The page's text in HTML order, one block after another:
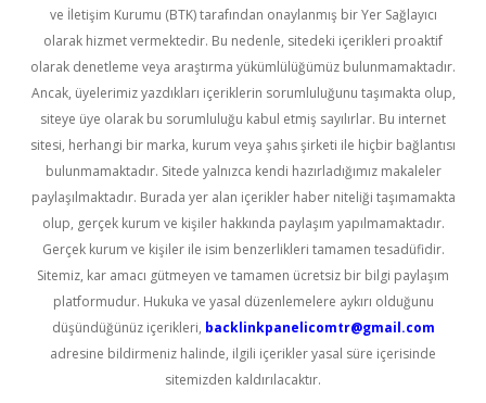
ve İletişim Kurumu (BTK) tarafından onaylanmış bir Yer Sağlayıcı
olarak hizmet vermektedir. Bu nedenle, sitedeki içerikleri proaktif
olarak denetleme veya araştırma yükümlülüğümüz bulunmamaktadır.
Ancak, üyelerimiz yazdıkları içeriklerin sorumluluğunu taşımakta olup,
siteye üye olarak bu sorumluluğu kabul etmiş sayılırlar. Bu internet
sitesi, herhangi bir marka, kurum veya şahıs şirketi ile hiçbir bağlantısı
bulunmamaktadır. Sitede yalnızca kendi hazırladığımız makaleler
paylaşılmaktadır. Burada yer alan içerikler haber niteliği taşımamakta
olup, gerçek kurum ve kişiler hakkında paylaşım yapılmamaktadır.
Gerçek kurum ve kişiler ile isim benzerlikleri tamamen tesadüfidir.
Sitemiz, kar amacı gütmeyen ve tamamen ücretsiz bir bilgi paylaşım
platformudur. Hukuka ve yasal düzenlemelere aykırı olduğunu
düşündüğünüz içerikleri, backlinkpanelicomtr@gmail.com
adresine bildirmeniz halinde, ilgili içerikler yasal süre içerisinde
sitemizden kaldırılacaktır.